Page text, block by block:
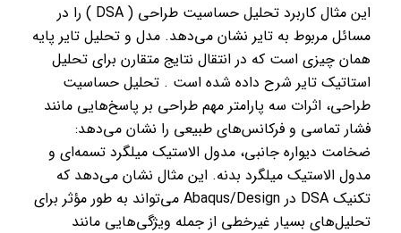
این مثال کاربرد تحلیل حساسیت طراحی ( DSA ) را در
مسائل مربوط به تایر نشان می‌دهد. مدل و تحلیل تایر پایه
همان چیزی است که در انتقال نتایج متقارن برای تحلیل
استاتیک تایر شرح داده شده است . تحلیل حساسیت
طراحی، اثرات سه پارامتر مهم طراحی بر پاسخ‌هایی مانند
فشار تماسی و فرکانس‌های طبیعی را نشان می‌دهد:
ضخامت دیواره جانبی، مدول الاستیک میلگرد تسمه‌ای و
مدول الاستیک میلگرد بدنه. این مثال نشان می‌دهد که
تکنیک DSA در Abaqus/Design می‌تواند به طور مؤثر برای
تحلیل‌های بسیار غیرخطی از جمله ویژگی‌هایی مانند